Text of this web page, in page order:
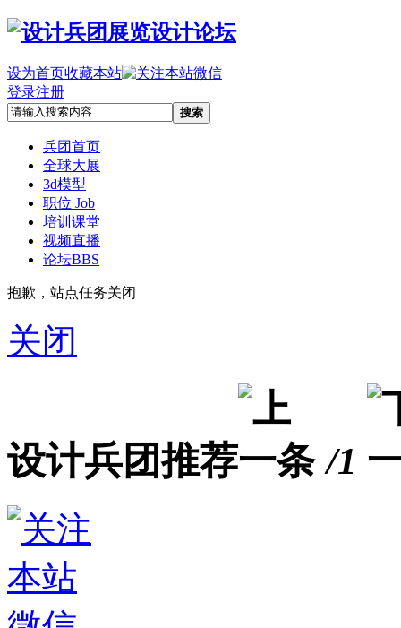
设为首页收藏本站
登录注册
搜索
兵团首页
全球大展
3d模型
职位 Job
培训课堂
视频直播
论坛BBS
抱歉，站点任务关闭
关闭
设计兵团推荐 /1